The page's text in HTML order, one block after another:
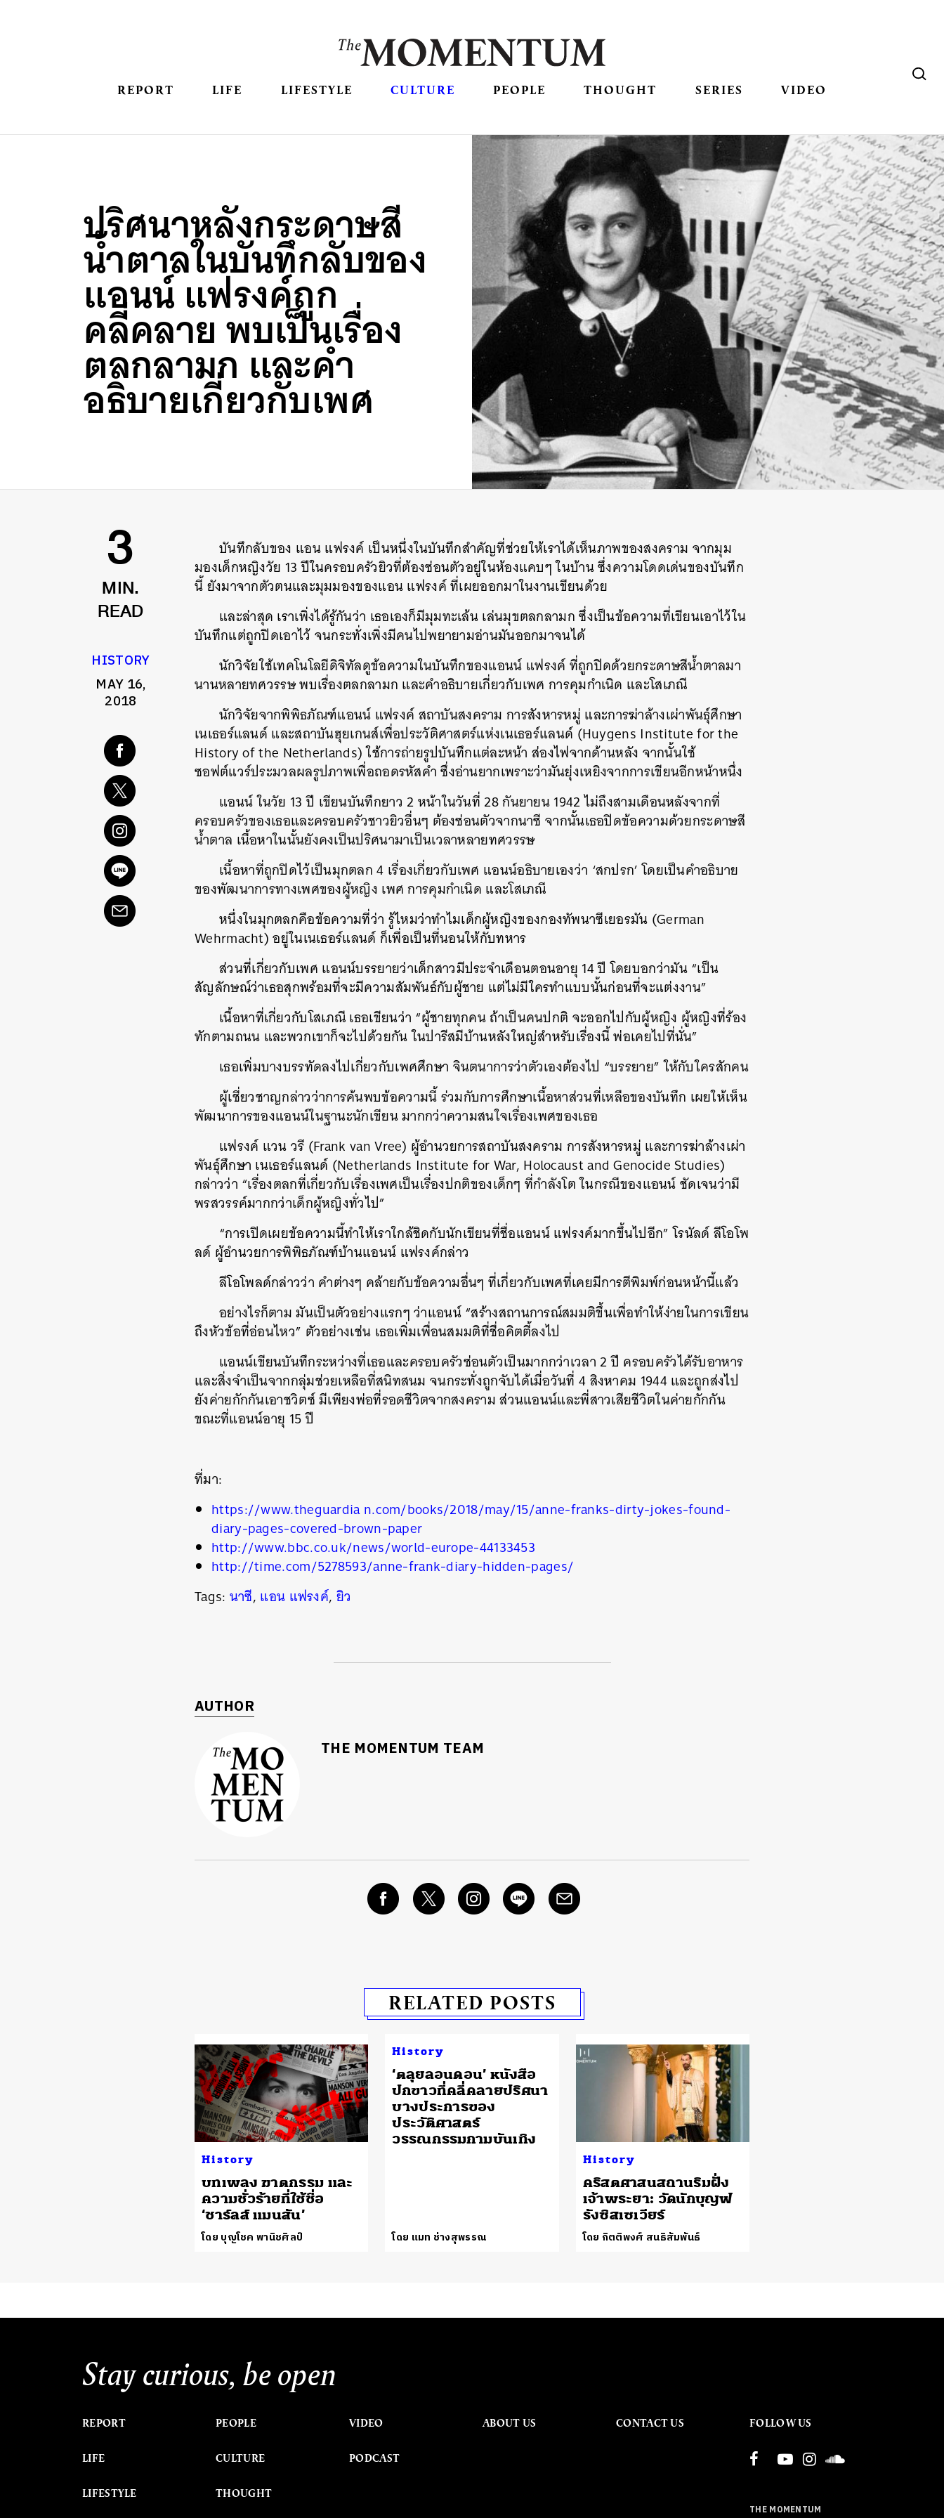
REPORT LIFE LIFESTYLE CULTURE PEOPLE THOUGHT SERIES VIDEO
ปริศนาหลังกระดาษสี
น้ำตาลในบันทึกลับของ
แอนน์ แฟรงค์ถูก
คลี่คลาย พบเป็นเรื่อง
ตลกลามก และคำ
อธิบายเกี่ยวกับเพศ
3
MIN.
READ
HISTORY
MAY 16,
2018
บันทึกลับของ แอน แฟรงค์ เป็นหนึ่งในบันทึกสำคัญที่ช่วยให้เราได้เห็นภาพของสงคราม จากมุม
มองเด็กหญิงวัย 13 ปีในครอบครัวยิวที่ต้องซ่อนตัวอยู่ในห้องแคบๆ ในบ้าน ซึ่งความโดดเด่นของบันทึก
นี้ ยังมาจากตัวตนและมุมมองของแอน แฟรงค์ ที่เผยออกมาในงานเขียนด้วย
และล่าสุด เราเพิ่งได้รู้กันว่า เธอเองก็มีมุมทะเล้น เล่นมุขตลกลามก ซึ่งเป็นข้อความที่เขียนเอาไว้ใน
บันทึกแต่ถูกปิดเอาไว้ จนกระทั่งเพิ่งมีคนไปพยายามอ่านมันออกมาจนได้
นักวิจัยใช้เทคโนโลยีดิจิทัลดูข้อความในบันทึกของแอนน์ แฟรงค์ ที่ถูกปิดด้วยกระดาษสีน้ำตาลมา
นานหลายทศวรรษ พบเรื่องตลกลามก และคำอธิบายเกี่ยวกับเพศ การคุมกำเนิด และโสเภณี
นักวิจัยจากพิพิธภัณฑ์แอนน์ แฟรงค์ สถาบันสงคราม การสังหารหมู่ และการฆ่าล้างเผ่าพันธุ์ศึกษา
เนเธอร์แลนด์ และสถาบันฮุยเกนส์เพื่อประวัติศาสตร์แห่งเนเธอร์แลนด์ (Huygens Institute for the
History of the Netherlands)ใช้การถ่ายรูปบันทึกแต่ละหน้า ส่องไฟจากด้านหลัง จากนั้นใช้
ซอฟต์แวร์ประมวลผลรูปภาพเพื่อถอดรหัสคำ ซึ่งอ่านยากเพราะว่ามันยุ่งเหยิงจากการเขียนอีกหน้าหนึ่ง
แอนน์ ในวัย 13 ปี เขียนบันทึกยาว 2 หน้าในวันที่ 28 กันยายน 1942 ไม่ถึงสามเดือนหลังจากที่
ครอบครัวของเธอและครอบครัวชาวยิวอื่นๆ ต้องซ่อนตัวจากนาซี จากนั้นเธอปิดข้อความด้วยกระดาษสี
น้ำตาล เนื้อหาในนั้นยังคงเป็นปริศนามาเป็นเวลาหลายทศวรรษ
เนื้อหาที่ถูกปิดไว้เป็นมุกตลก 4 เรื่องเกี่ยวกับเพศ แอนน์อธิบายเองว่า ‘สกปรก’ โดยเป็นคำอธิบาย
ของพัฒนาการทางเพศของผู้หญิง เพศ การคุมกำเนิด และโสเภณี
หนึ่งในมุกตลกคือข้อความที่ว่า รู้ไหมว่าทำไมเด็กผู้หญิงของกองทัพนาซีเยอรมัน (German
Wehrmacht) อยู่ในเนเธอร์แลนด์ ก็เพื่อเป็นที่นอนให้กับทหาร
ส่วนที่เกี่ยวกับเพศ แอนน์บรรยายว่าเด็กสาวมีประจำเดือนตอนอายุ 14 ปี โดยบอกว่ามัน “เป็น
สัญลักษณ์ว่าเธอสุกพร้อมที่จะมีความสัมพันธ์กับผู้ชาย แต่ไม่มีใครทำแบบนั้นก่อนที่จะแต่งงาน”
เนื้อหาที่เกี่ยวกับโสเภณี เธอเขียนว่า “ผู้ชายทุกคน ถ้าเป็นคนปกติ จะออกไปกับผู้หญิง ผู้หญิงที่ร้อง
ทักตามถนน และพวกเขาก็จะไปด้วยกัน ในปารีสมีบ้านหลังใหญ่สำหรับเรื่องนี้ พ่อเคยไปที่นั่น”
เธอเพิ่มบางบรรทัดลงไปเกี่ยวกับเพศศึกษา จินตนาการว่าตัวเองต้องไป “บรรยาย” ให้กับใครสักคน
ผู้เชี่ยวชาญกล่าวว่าการค้นพบข้อความนี้ ร่วมกับการศึกษาเนื้อหาส่วนที่เหลือของบันทึก เผยให้เห็น
พัฒนาการของแอนน์ในฐานะนักเขียน มากกว่าความสนใจเรื่องเพศของเธอ
แฟรงค์ แวน วรี (Frank van Vree) ผู้อำนวยการสถาบันสงคราม การสังหารหมู่ และการฆ่าล้างเผ่า
พันธุ์ศึกษา เนเธอร์แลนด์ (Netherlands Institute for War, Holocaust and Genocide Studies)
กล่าวว่า “เรื่องตลกที่เกี่ยวกับเรื่องเพศเป็นเรื่องปกติของเด็กๆ ที่กำลังโต ในกรณีของแอนน์ ชัดเจนว่ามี
พรสวรรค์มากกว่าเด็กผู้หญิงทั่วไป”
“การเปิดเผยข้อความนี้ทำให้เราใกล้ชิดกับนักเขียนที่ชื่อแอนน์ แฟรงค์มากขึ้นไปอีก” โรนัลด์ ลีโอโพ
ลด์ ผู้อำนวยการพิพิธภัณฑ์บ้านแอนน์ แฟรงค์กล่าว
ลีโอโพลด์กล่าวว่า คำต่างๆ คล้ายกับข้อความอื่นๆ ที่เกี่ยวกับเพศที่เคยมีการตีพิมพ์ก่อนหน้านี้แล้ว
อย่างไรก็ตาม มันเป็นตัวอย่างแรกๆ ว่าแอนน์ “สร้างสถานการณ์สมมติขึ้นเพื่อทำให้ง่ายในการเขียน
ถึงหัวข้อที่อ่อนไหว” ตัวอย่างเช่น เธอเพิ่มเพื่อนสมมติที่ชื่อคิตตี้ลงไป
แอนน์เขียนบันทึกระหว่างที่เธอและครอบครัวซ่อนตัวเป็นมากกว่าเวลา 2 ปี ครอบครัวได้รับอาหาร
และสิ่งจำเป็นจากกลุ่มช่วยเหลือที่สนิทสนม จนกระทั่งถูกจับได้เมื่อวันที่ 4 สิงหาคม 1944 และถูกส่งไป
ยังค่ายกักกันเอาชวิตซ์ มีเพียงพ่อที่รอดชีวิตจากสงคราม ส่วนแอนน์และพี่สาวเสียชีวิตในค่ายกักกัน
ขณะที่แอนน์อายุ 15 ปี
ที่มา:
https://www.theguardia n.com/books/2018/may/15/anne-franks-dirty-jokes-found-
diary-pages-covered-brown-paper
http://www.bbc.co.uk/news/world-europe-44133453
http://time.com/5278593/anne-frank-diary-hidden-pages/
Tags: นาซี, แอน แฟรงค์, ยิว
AUTHOR
THE MOMENTUM TEAM
RELATED POSTS
History
บทเพลง ฆาตกรรม และ
ความชั่วร้ายที่ใช้ชื่อ
‘ชาร์ลส์ แมนสัน’
โดย บุญโชค พานิชศิลป์
History
​‘ตลุยลอนดอน’ หนังสือ
ปกขาวที่คลี่คลายปริศนา
บางประการของ
ประวัติศาสตร์
วรรณกรรมกามบันเทิง
โดย แมท ช่างสุพรรณ
History
​คริสตศาสนสถานริมฝั่ง
เจ้าพระยา: วัดนักบุญฟ
รังซิสเซเวียร์
โดย กิตติพงศ์ สนธิสัมพันธ์
Stay curious, be open
REPORT
LIFE
LIFESTYLE
PEOPLE
CULTURE
THOUGHT
VIDEO
PODCAST
ABOUT US CONTACT US FOLLOW US
THE MOMENTUM
ค้นหา
SHARE TWEET LINE EMAIL